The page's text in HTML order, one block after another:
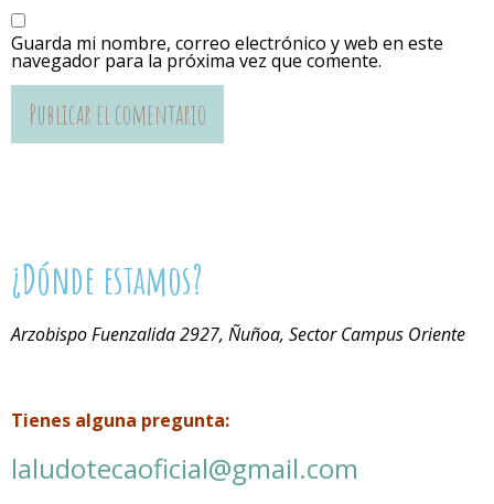
Guarda mi nombre, correo electrónico y web en este
navegador para la próxima vez que comente.
¿Dónde estamos?
Arzobispo Fuenzalida 2927, Ñuñoa, Sector Campus Oriente
Tienes alguna pregunta:
laludotecaoficial@gmail.com